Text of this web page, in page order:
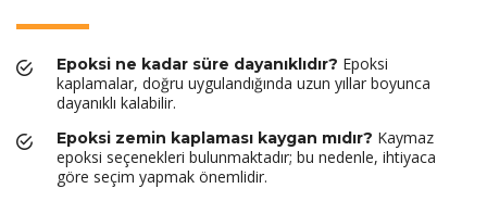
Epoksi ne kadar süre dayanıklıdır? Epoksi
kaplamalar, doğru uygulandığında uzun yıllar boyunca
dayanıklı kalabilir.
Epoksi zemin kaplaması kaygan mıdır? Kaymaz
epoksi seçenekleri bulunmaktadır; bu nedenle, ihtiyaca
göre seçim yapmak önemlidir.